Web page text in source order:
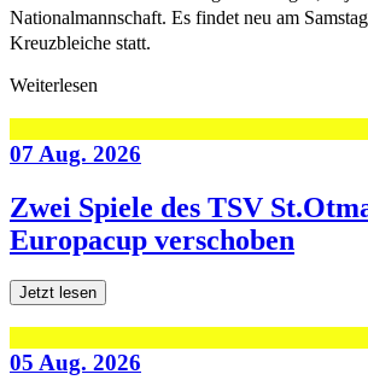
Nationalmannschaft. Es findet neu am
Kreuzbleiche statt.
Weiterlesen
07 Aug. 2026
Zwei Spiele des TSV
Europacup verschoben
Jetzt lesen
05 Aug. 2026